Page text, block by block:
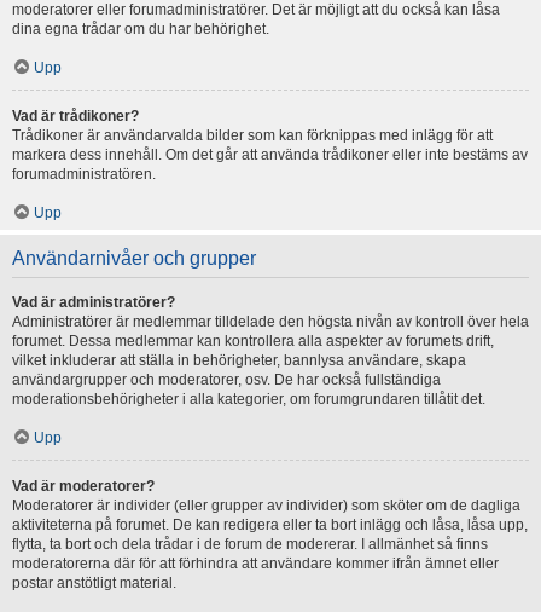
moderatorer eller forumadministratörer. Det är möjligt att du också kan låsa
dina egna trådar om du har behörighet.
Upp
Vad är trådikoner?
Trådikoner är användarvalda bilder som kan förknippas med inlägg för att
markera dess innehåll. Om det går att använda trådikoner eller inte bestäms av
forumadministratören.
Upp
Användarnivåer och grupper
Vad är administratörer?
Administratörer är medlemmar tilldelade den högsta nivån av kontroll över hela
forumet. Dessa medlemmar kan kontrollera alla aspekter av forumets drift,
vilket inkluderar att ställa in behörigheter, bannlysa användare, skapa
användargrupper och moderatorer, osv. De har också fullständiga
moderationsbehörigheter i alla kategorier, om forumgrundaren tillåtit det.
Upp
Vad är moderatorer?
Moderatorer är individer (eller grupper av individer) som sköter om de dagliga
aktiviteterna på forumet. De kan redigera eller ta bort inlägg och låsa, låsa upp,
flytta, ta bort och dela trådar i de forum de modererar. I allmänhet så finns
moderatorerna där för att förhindra att användare kommer ifrån ämnet eller
postar anstötligt material.